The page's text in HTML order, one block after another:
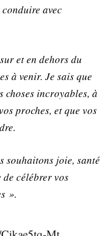
avec
et en dehors du
à venir. Je sais que
choses incroyables, à
proches, et que vos
souhaitons joie, santé
célébrer vos
».